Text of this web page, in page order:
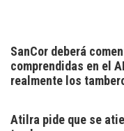
SanCor deberá
comprendidas en el
realmente los
Atilra pide que se